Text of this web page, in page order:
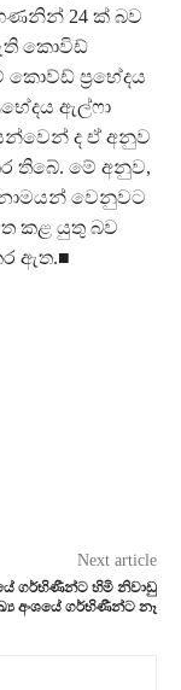
24 ක් බව
කොවිඩ්
කොව්ඩ් ප්‍රභේදය
ඇල්ෆා
යන්වෙන් ද ඒ අනුව
තිබේ. මේ අනුව,
වෙනුවට
කළ යුතු බව
ඇත.■
Next article
ගර්භිණීන්ට හිමි නිවාඩු
අංශයේ ගර්භිණීන්ට නෑ